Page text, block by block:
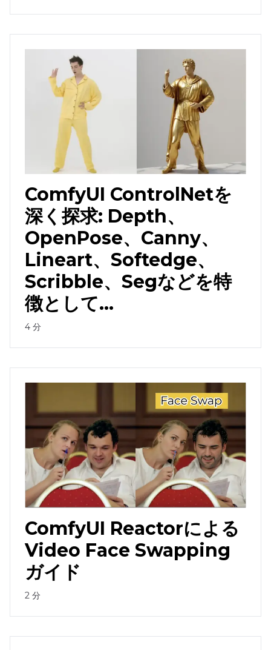
ComfyUI ControlNetを
深く探求: Depth、
OpenPose、Canny、
Lineart、Softedge、
Scribble、Segなどを特
徴として...
4 分
ComfyUI Reactorによる
Video Face Swapping
ガイド
2 分